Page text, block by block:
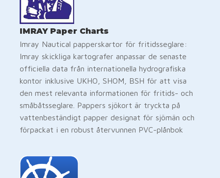
IMRAY Paper Charts
Imray Nautical papperskartor för fritidsseglare:
Imray skickliga kartografer anpassar de senaste
officiella data från internationella hydrografiska
kontor inklusive UKHO, SHOM, BSH för att visa
den mest relevanta informationen för fritids- och
småbåtsseglare. Pappers sjökort är tryckta på
vattenbeständigt papper designat för sjömän och
förpackat i en robust återvunnen PVC-plånbok